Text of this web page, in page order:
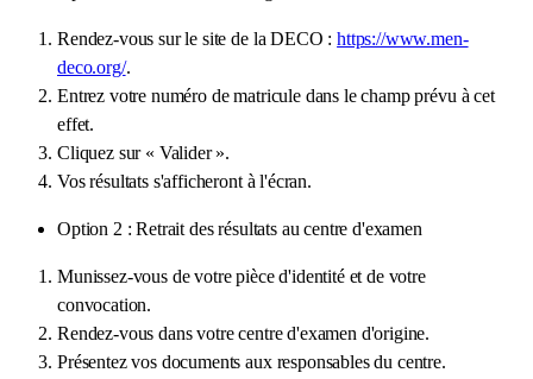
Rendez-vous sur le site de la DECO :https://www.men-
deco.org/.
Entrez votre numéro de matricule dans le champ prévu à cet
effet.
Cliquez sur « Valider ».
Vos résultats s'afficheront à l'écran.
Option 2 : Retrait des résultats au centre d'examen
Munissez-vous de votre pièce d'identité et de votre
convocation.
Rendez-vous dans votre centre d'examen d'origine.
Présentez vos documents aux responsables du centre.